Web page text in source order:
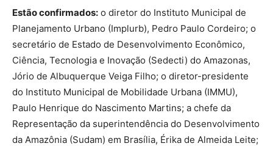
Estão confirmados: o diretor do Instituto Municipal de
Planejamento Urbano (Implurb), Pedro Paulo Cordeiro; o
secretário de Estado de Desenvolvimento Econômico,
Ciência, Tecnologia e Inovação (Sedecti) do Amazonas,
Jório de Albuquerque Veiga Filho; o diretor-presidente
do Instituto Municipal de Mobilidade Urbana (IMMU),
Paulo Henrique do Nascimento Martins; a chefe da
Representação da superintendência do Desenvolvimento
da Amazônia (Sudam) em Brasília, Érika de Almeida Leite;